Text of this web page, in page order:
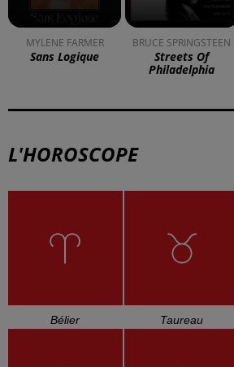
MYLENE FARMER
Sans Logique
BRUCE SPRINGSTEEN
Streets Of
Philadelphia
L'HOROSCOPE
Bélier Taureau